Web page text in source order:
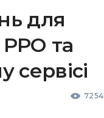
для
та
сервісі
7254